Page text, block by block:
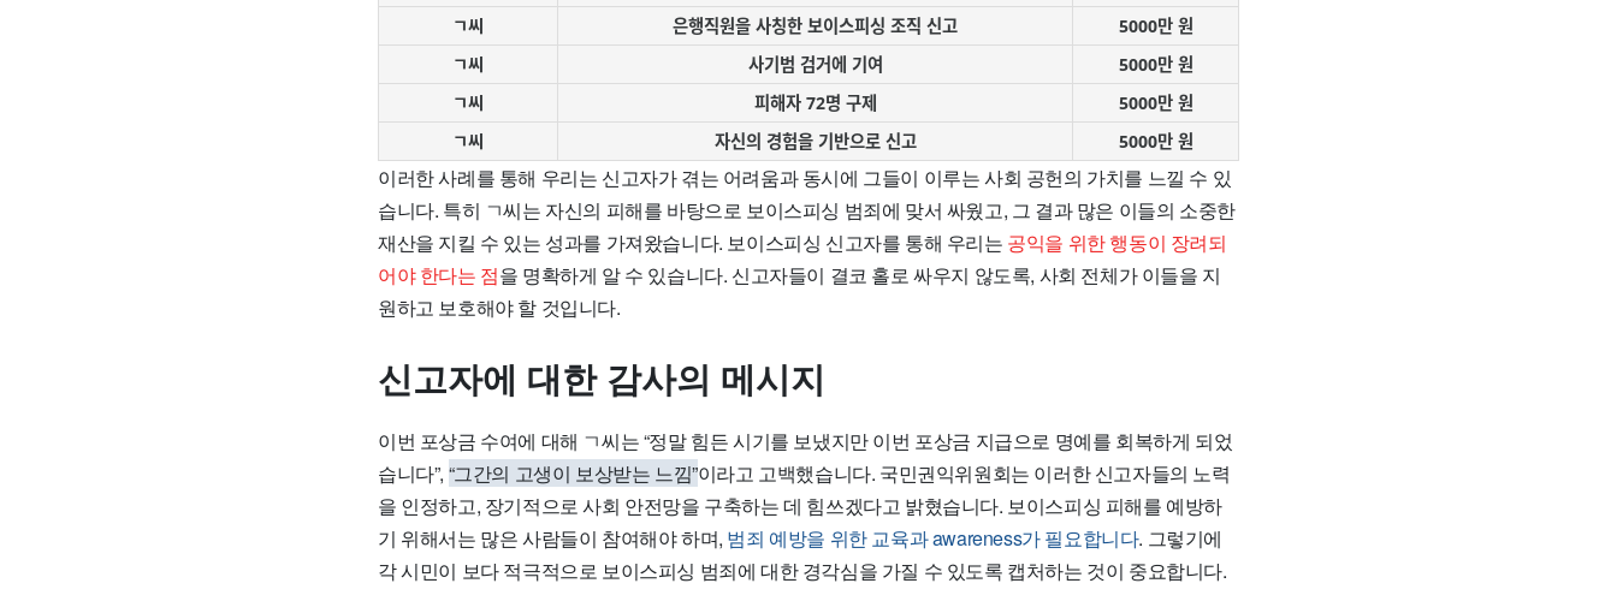
ㄱ씨
은행직원을 사칭한 보이스피싱 조직 신고
5000만 원
ㄱ씨
사기범 검거에 기여
5000만 원
ㄱ씨
피해자 72명 구제
5000만 원
ㄱ씨
자신의 경험을 기반으로 신고 5000만 원
이러한 사례를 통해 우리는 신고자가 겪는 어려움과 동시에 그들이 이루는 사회 공헌의 가치를 느낄 수 있
습니다. 특히 ㄱ씨는 자신의 피해를 바탕으로 보이스피싱 범죄에 맞서 싸웠고, 그 결과 많은 이들의 소중한
재산을 지킬 수 있는 성과를 가져왔습니다. 보이스피싱 신고자를 통해 우리는 공익을 위한 행동이 장려되
어야 한다는 점을 명확하게 알 수 있습니다. 신고자들이 결코 홀로 싸우지 않도록, 사회 전체가 이들을 지
원하고 보호해야 할 것입니다.
신고자에 대한 감사의 메시지
이번 포상금 수여에 대해 ㄱ씨는 “정말 힘든 시기를 보냈지만 이번 포상금 지급으로 명예를 회복하게 되었
습니다”, “그간의 고생이 보상받는 느낌”이라고 고백했습니다. 국민권익위원회는 이러한 신고자들의 노력
을 인정하고, 장기적으로 사회 안전망을 구축하는 데 힘쓰겠다고 밝혔습니다. 보이스피싱 피해를 예방하
기 위해서는 많은 사람들이 참여해야 하며, 범죄 예방을 위한 교육과 awareness가 필요합니다. 그렇기에
각 시민이 보다 적극적으로 보이스피싱 범죄에 대한 경각심을 가질 수 있도록 캡처하는 것이 중요합니다.